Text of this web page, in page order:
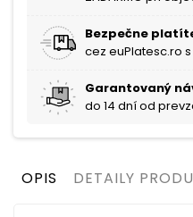
Bezpečne
cez euPlatesc.ro
Garantovaný
do 14 dní od
OPIS DETAILY